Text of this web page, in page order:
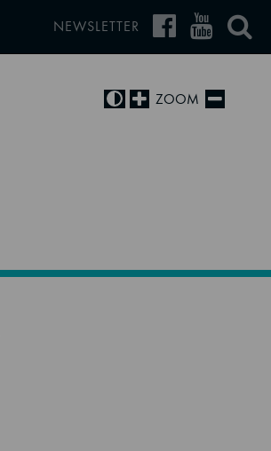
NEWSLETTER
ZOOM